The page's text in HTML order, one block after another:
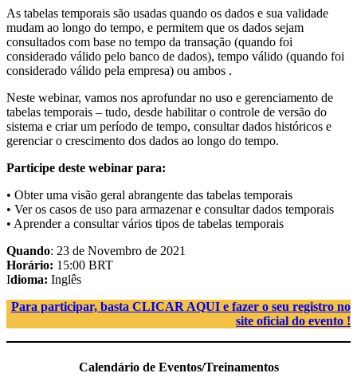
As tabelas temporais são usadas quando os dados e sua validade
mudam ao longo do tempo, e permitem que os dados sejam
consultados com base no tempo da transação (quando foi
considerado válido pelo banco de dados), tempo válido (quando foi
considerado válido pela empresa) ou ambos .
Neste webinar, vamos nos aprofundar no uso e gerenciamento de
tabelas temporais – tudo, desde habilitar o controle de versão do
sistema e criar um período de tempo, consultar dados históricos e
gerenciar o crescimento dos dados ao longo do tempo.
Participe deste webinar para:
• Obter uma visão geral abrangente das tabelas temporais
• Ver os casos de uso para armazenar e consultar dados temporais
• Aprender a consultar vários tipos de tabelas temporais
Quando: 23 de Novembro de 2021
Horário: 15:00 BRT
Idioma: Inglês
Para participar, basta CLICAR AQUI e fazer o seu registro no
site oficial do evento !
Calendário de Eventos/Treinamentos